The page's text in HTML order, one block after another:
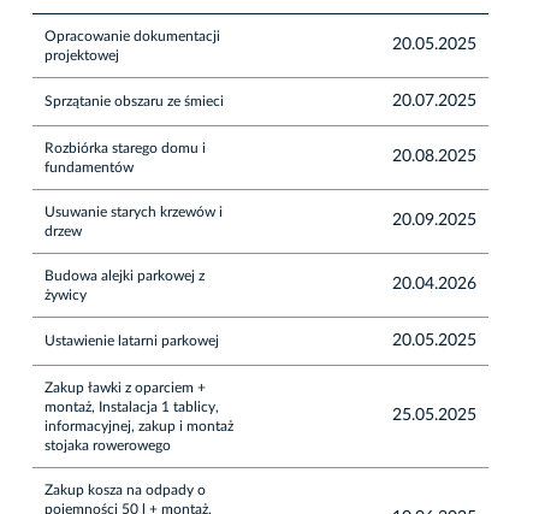
Opracowanie dokumentacji
projektowej
20.05.2025
Sprzątanie obszaru ze śmieci 20.07.2025
Rozbiórka starego domu i
fundamentów
20.08.2025
Usuwanie starych krzewów i
drzew
20.09.2025
Budowa alejki parkowej z
żywicy
20.04.2026
Ustawienie latarni parkowej 20.05.2025
Zakup ławki z oparciem +
montaż, Instalacja 1 tablicy,
informacyjnej, zakup i montaż
stojaka rowerowego
25.05.2025
Zakup kosza na odpady o
pojemności 50 l + montaż,